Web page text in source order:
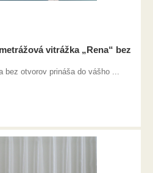
vitrážka „Rena“ bez
bez otvorov prináša do vášho ...